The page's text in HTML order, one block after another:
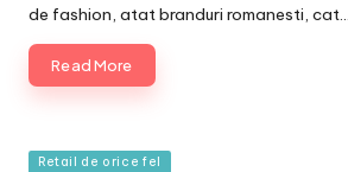
de fashion, atat branduri romanesti, cat…
Read More
Posted
Retail de orice fel